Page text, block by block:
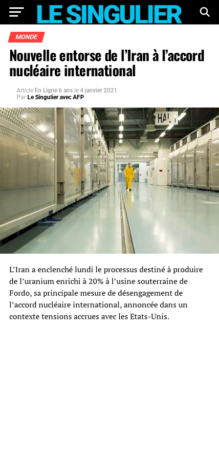
MONDE
Nouvelle entorse de l’Iran à l’accord
nucléaire international
Article En Ligne 6 ans le 4 janvier 2021
Par Le Singulier avec AFP
L’Iran a enclenché lundi le processus destiné à produire
de l’uranium enrichi à 20% à l’usine souterraine de
Fordo, sa principale mesure de désengagement de
l’accord nucléaire international, annoncée dans un
contexte tensions accrues avec les Etats-Unis.